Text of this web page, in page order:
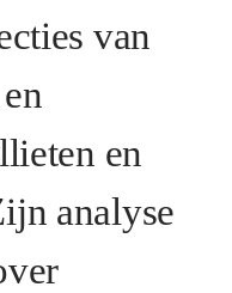
van
en
analyse